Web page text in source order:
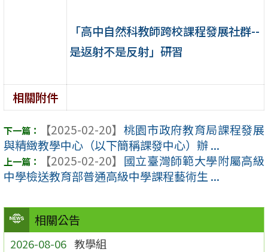
相關公告
2026-08-06 教學組
「高中自然科教師跨校課程發展社群--
是返射不是反射」研習
相關附件
【2025-02-20】 桃園市政府教育局課程發展
與精緻教學中心（以下簡稱課發中心）辦 ...
【2025-02-20】 國立臺灣師範大學附屬高級
中學檢送教育部普通高級中學課程藝術生 ...